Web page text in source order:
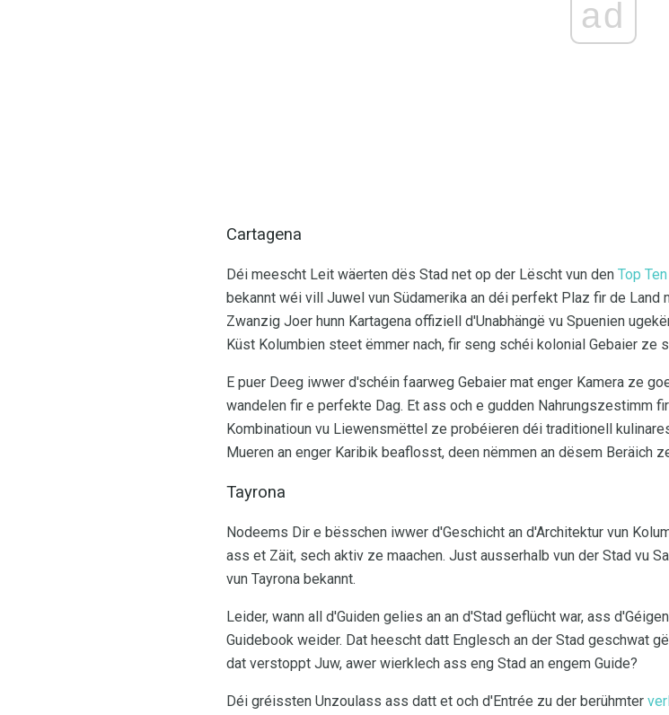
ad
Cartagena
Déi meescht Leit wäerten dës Stad net op der Lëscht vun den Top
bekannt wéi vill Juwel vun Südamerika an déi perfekt Plaz fir de Land
Zwanzig Joer hunn Kartagena offiziell d'Unabhängë vu Spuenien
Küst Kolumbien steet ëmmer nach, fir seng schéi kolonial Gebaier ze
E puer Deeg iwwer d'schéin faarweg Gebaier mat enger Kamera ze
wandelen fir e perfekte Dag. Et ass och e gudden Nahrungszestimm
Kombinatioun vu Liewensmëttel ze probéieren déi traditionell
Mueren an enger Karibik beaflosst, deen nëmmen an dësem Beräich
Tayrona
Nodeems Dir e bësschen iwwer d'Geschicht an d'Architektur vun
ass et Zäit, sech aktiv ze maachen. Just ausserhalb vun der Stad vu
vun Tayrona bekannt.
Leider, wann all d'Guiden gelies an an d'Stad geflücht war, ass
Guidebook weider. Dat heescht datt Englesch an der Stad geschwat
dat verstoppt Juw, awer wierklech ass eng Stad an engem Guide?
Déi gréissten Unzoulass ass datt et och d'Entrée zu der berühmter